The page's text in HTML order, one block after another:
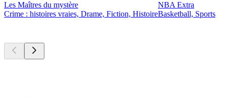
Les Maîtres du mystère
Crime : histoires vraies, Drame, Fiction, Histoire
NBA Extra
Basketball, Sports